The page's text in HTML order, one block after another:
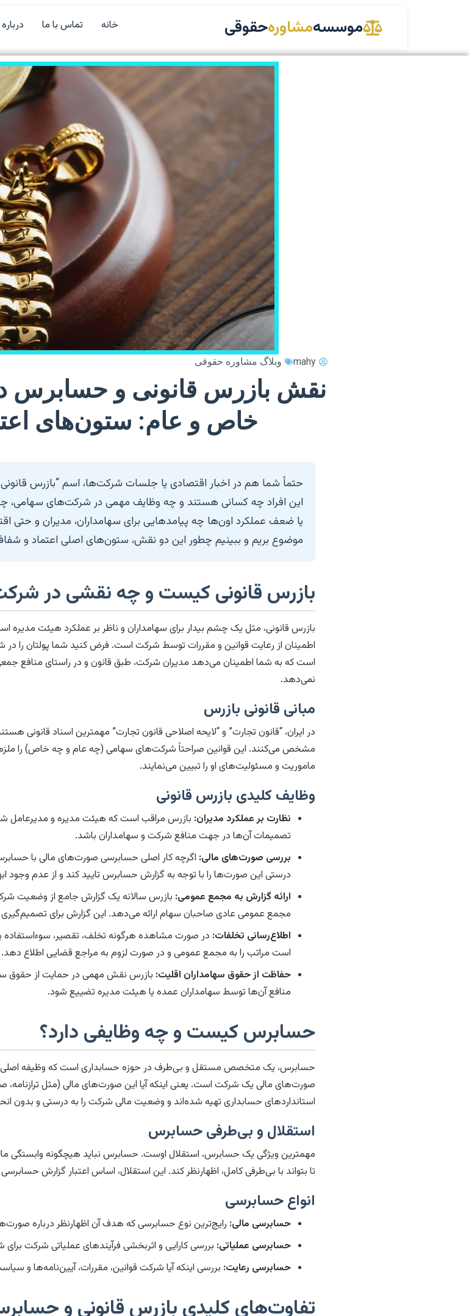
موسسهمشاورهحقوقی خانه تماس با ما
mahy وبلاگ مشاوره حقوقی
نقش بازرس قانونی و
خاص و عام: ستون‌های
حتماً شما هم در اخبار اقتصادی یا جلسات شرکت‌ها، اسم “بازرس
این افراد چه کسانی هستند و چه وظایف مهمی در شرکت‌های سهامی،
یا ضعف عملکرد اون‌ها چه پیامدهایی برای سهامداران، مدیران و حتی
موضوع بریم و ببینیم چطور این دو نقش، ستون‌های اصلی اعتماد و
بازرس قانونی کیست و چه نقشی در
بازرس قانونی، مثل یک چشم بیدار برای سهامداران و ناظر بر عملکرد هیئت مدیره
اطمینان از رعایت قوانین و مقررات توسط شرکت است. فرض کنید شما پولتان را در
است که به شما اطمینان می‌دهد مدیران شرکت، طبق قانون و در راستای منافع
نمی‌دهد.
مبانی قانونی بازرس
در ایران، “قانون تجارت” و “لایحه اصلاحی قانون تجارت” مهمترین اسناد قانونی
مشخص می‌کنند. این قوانین صراحتاً شرکت‌های سهامی (چه عام و چه خاص) را
ماموریت و مسئولیت‌های او را تبیین می‌نمایند.
وظایف کلیدی بازرس قانونی
نظارت بر عملکرد مدیران: بازرس مراقب است که هیئت مدیره و مدیرعامل
تصمیمات آن‌ها در جهت منافع شرکت و سهامداران باشد.
بررسی صورت‌های مالی: اگرچه کار اصلی حسابرسی صورت‌های مالی با
درستی این صورت‌ها را با توجه به گزارش حسابرس تایید کند و از عدم وجود
ارائه گزارش به مجمع عمومی: بازرس سالانه یک گزارش جامع از وضعیت
مجمع عمومی عادی صاحبان سهام ارائه می‌دهد. این گزارش برای
اطلاع‌رسانی تخلفات: در صورت مشاهده هرگونه تخلف، تقصیر،
است مراتب را به مجمع عمومی و در صورت لزوم به مراجع قضایی اطلاع دهد.
حفاظت از حقوق سهامداران اقلیت: بازرس نقش مهمی در حمایت از حقوق
منافع آن‌ها توسط سهامداران عمده یا هیئت مدیره تضییع شود.
حسابرس کیست و چه وظایفی دارد؟
حسابرس، یک متخصص مستقل و بی‌طرف در حوزه حسابداری است که وظیفه
صورت‌های مالی یک شرکت است. یعنی اینکه آیا این صورت‌های مالی (مثل
استانداردهای حسابداری تهیه شده‌اند و وضعیت مالی شرکت را به درستی و بدون
استقلال و بی‌طرفی حسابرس
مهمترین ویژگی یک حسابرس، استقلال اوست. حسابرس نباید هیچگونه وابستگی
تا بتواند با بی‌طرفی کامل، اظهارنظر کند. این استقلال، اساس اعتبار گزارش
انواع حسابرسی
حسابرسی مالی: رایج‌ترین نوع حسابرسی که هدف آن اظهارنظر درباره
حسابرسی عملیاتی: بررسی کارایی و اثربخشی فرآیندهای عملیاتی شرکت
حسابرسی رعایت: بررسی اینکه آیا شرکت قوانین، مقررات، آیین‌نامه‌ها و
تفاوت‌های کلیدی بازرس قانونی و